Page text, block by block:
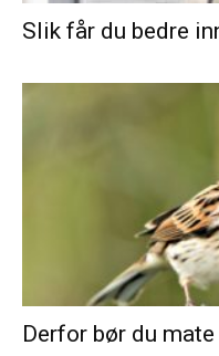
Slik får du bedre
Derfor bør du